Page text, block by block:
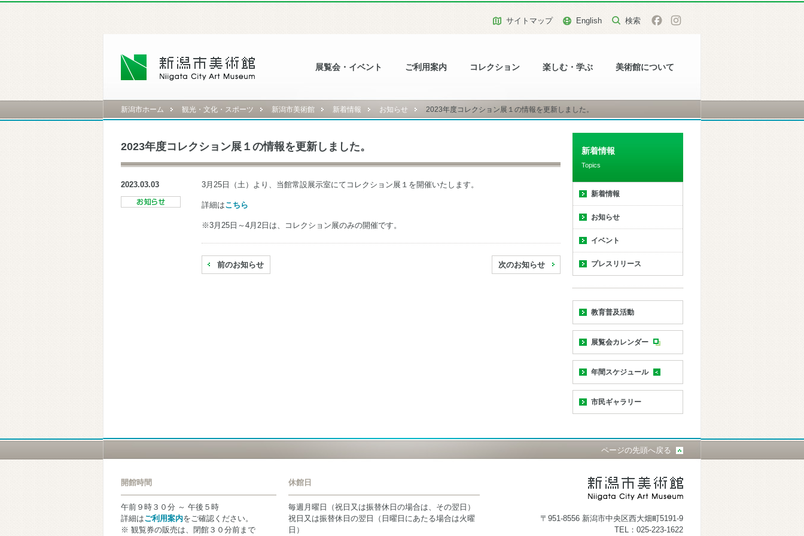
展覧会・イベント ご利用案内 コレクション 楽しむ・学ぶ 美術館について
サイトマップ English
新潟市ホーム 観光・文化・スポーツ 新潟市美術館 新着情報 お知らせ 2023年度コレクション展１の情報を更新しました。
2023年度コレクション展１の情報を更新しました。
2023.03.03 3月25日（土）より、当館常設展示室にてコレクション展１を開催いたします。
詳細はこちら
※3月25日～4月2日は、コレクション展のみの開催です。
前のお知らせ 次のお知らせ
新着情報
Topics
新着情報
お知らせ
イベント
プレスリリース
教育普及活動
展覧会カレンダー
年間スケジュール
市民ギャラリー
ページの先頭へ戻る
開館時間
午前９時３０分 ～ 午後５時
詳細はご利用案内をご確認ください。
※ 観覧券の販売は、閉館３０分前まで
休館日
毎週月曜日（祝日又は振替休日の場合は、その翌日）
祝日又は振替休日の翌日（日曜日にあたる場合は火曜
日）
〒951-8556 新潟市中央区西大畑町5191-9
TEL：025-223-1622